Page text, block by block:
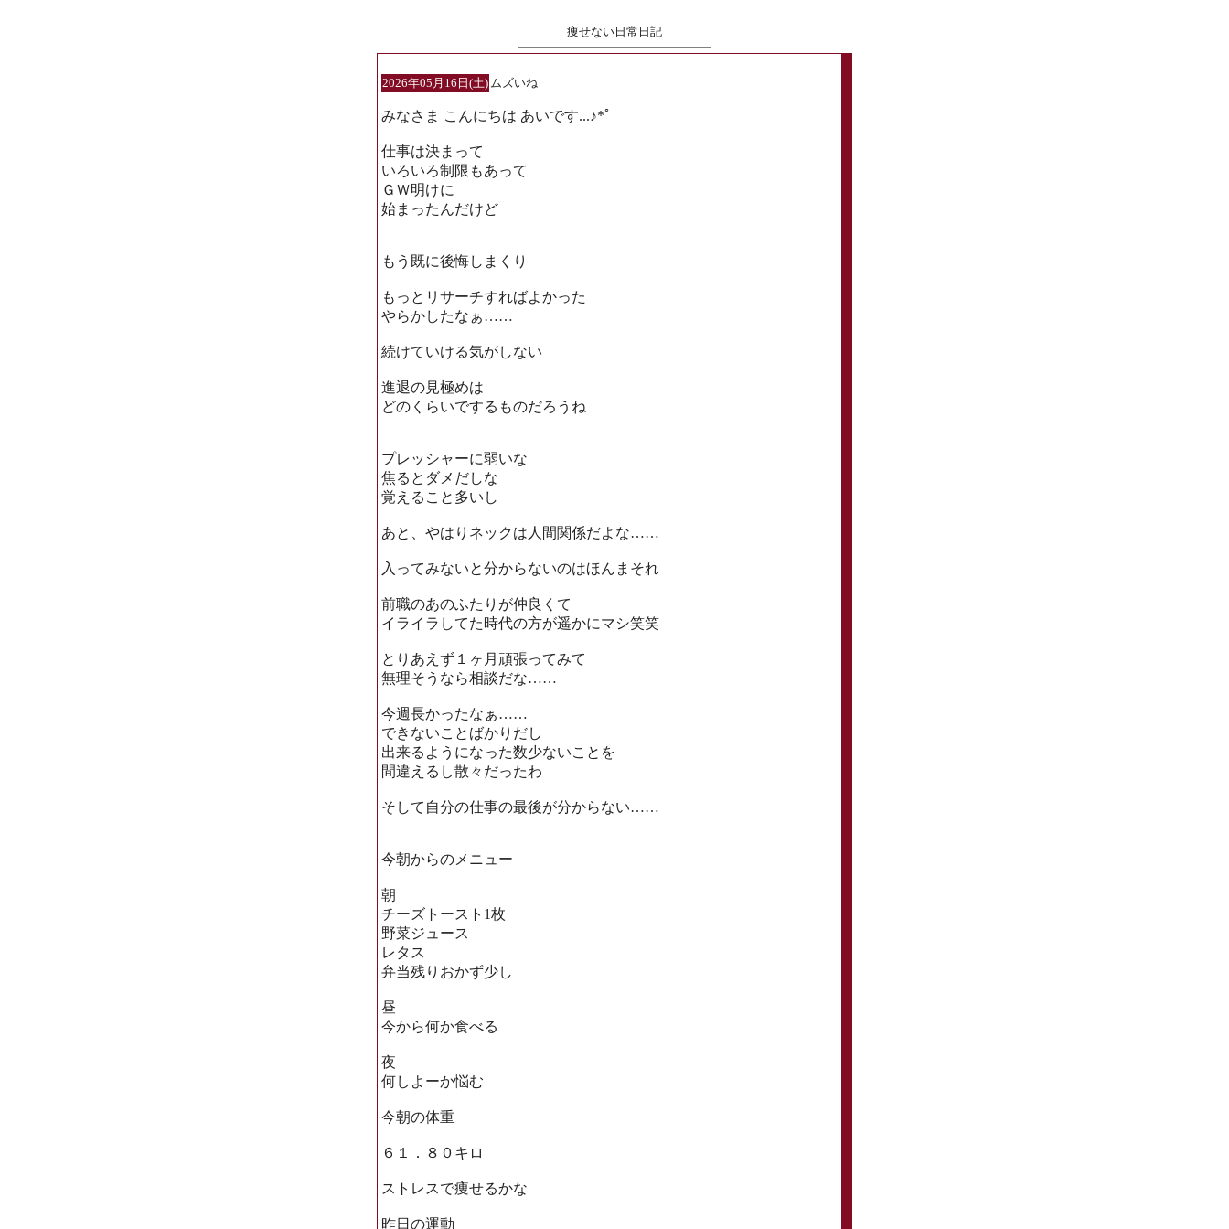
痩せない日常日記
2026年05月16日(土)ムズいね
みなさま こんにちは あいです...♪*ﾟ
仕事は決まって
いろいろ制限もあって
ＧＷ明けに
始まったんだけど
もう既に後悔しまくり
もっとリサーチすればよかった
やらかしたなぁ……
続けていける気がしない
進退の見極めは
どのくらいでするものだろうね
プレッシャーに弱いな
焦るとダメだしな
覚えること多いし
あと、やはりネックは人間関係だよな……
入ってみないと分からないのはほんまそれ
前職のあのふたりが仲良くて
イライラしてた時代の方が遥かにマシ笑笑
とりあえず１ヶ月頑張ってみて
無理そうなら相談だな……
今週長かったなぁ……
できないことばかりだし
出来るようになった数少ないことを
間違えるし散々だったわ
そして自分の仕事の最後が分からない……
今朝からのメニュー
朝
チーズトースト1枚
野菜ジュース
レタス
弁当残りおかず少し
昼
今から何か食べる
夜
何しよーか悩む
今朝の体重
６１．８０キロ
ストレスで痩せるかな
昨日の運動